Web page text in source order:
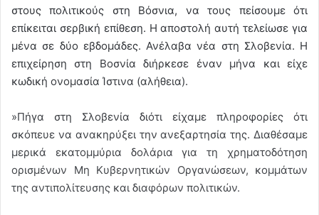
στους πολιτικούς στη Βόσνια, να τους πείσουμε ότι
επίκειται σερβική επίθεση. Η αποστολή αυτή τελείωσε για
μένα σε δύο εβδομάδες. Ανέλαβα νέα στη Σλοβενία. Η
επιχείρηση στη Βοσνία διήρκεσε έναν μήνα και είχε
κωδική ονομασία Ίστινα (αλήθεια).
»Πήγα στη Σλοβενία διότι είχαμε πληροφορίες ότι
σκόπευε να ανακηρύξει την ανεξαρτησία της. Διαθέσαμε
μερικά εκατομμύρια δολάρια για τη χρηματοδότηση
ορισμένων Μη Κυβερνητικών Οργανώσεων, κομμάτων
της αντιπολίτευσης και διαφόρων πολιτικών.